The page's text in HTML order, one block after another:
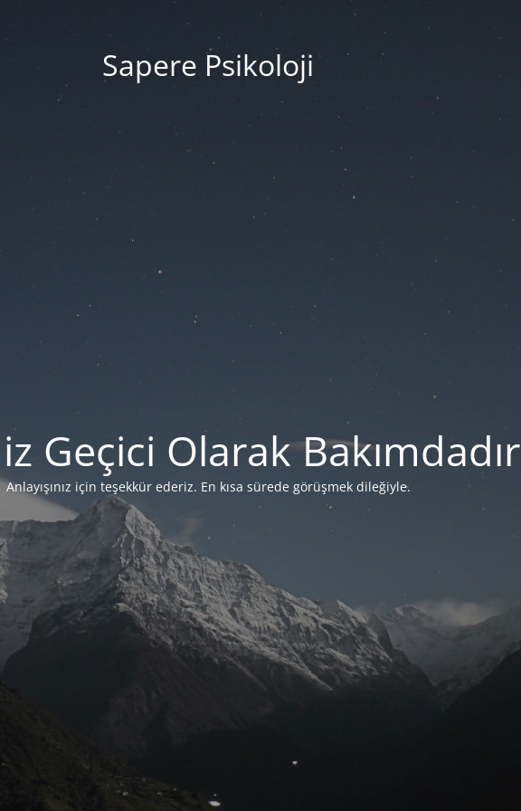
Sapere Psikoloji
Geçici Olarak Bakımdadır
Anlayışınız için teşekkür ederiz. En kısa sürede görüşmek dileğiyle.